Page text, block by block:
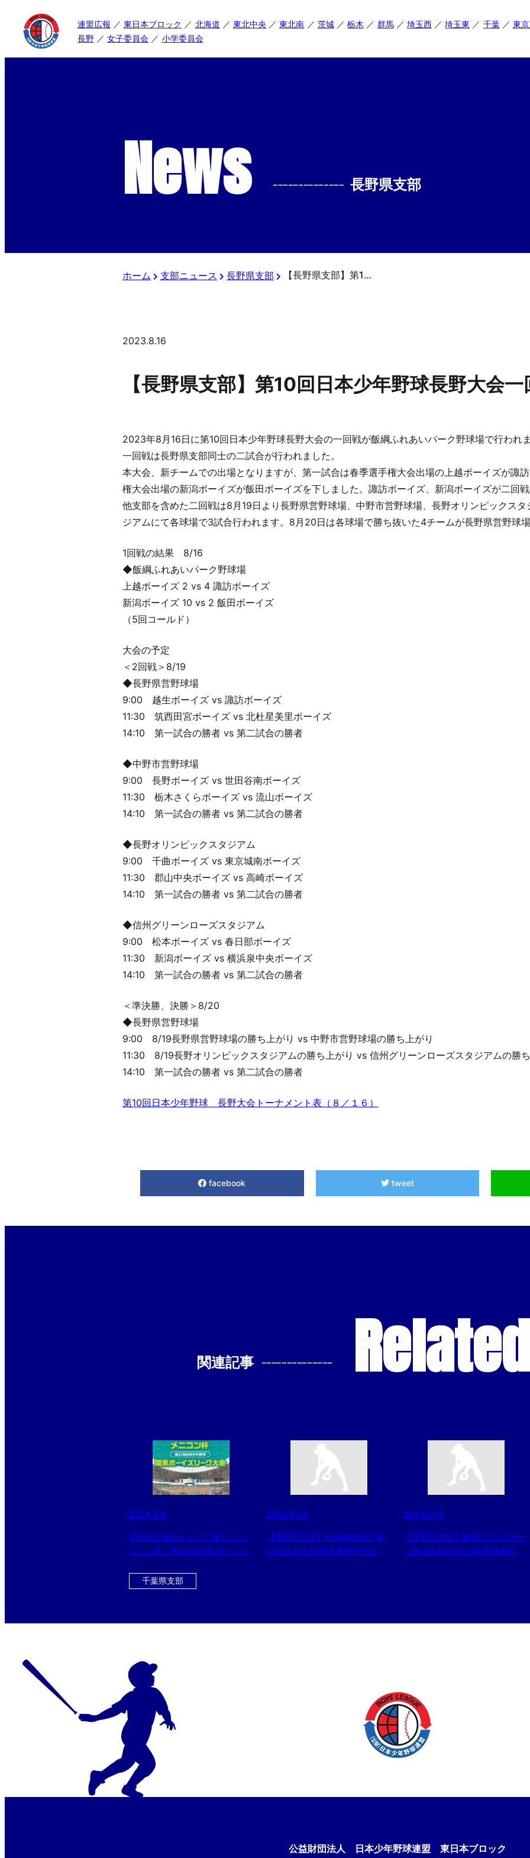
連盟広報 東日本ブロック 北海道 東北中央 東北南 茨城 栃木 群馬 埼玉西 埼玉東 千葉
東
長野
女子委員会 小学委員会
News -------------- 長野県支部
ホーム 支部ニュース 長野県支部 【長野県支部】第10回日本少年野球長野大会一回戦の結果
2023.8.16
【長野県支部】第10回日本少年野球長野大会
2023年8月16日に第10回日本少年野球長野大会の一回戦が飯綱ふれあいパーク野球場で行われ
一回戦は長野県支部同士の二試合が行われました。
本大会、新チームでの出場となりますが、第一試合は春季選手権大会出場の上越ボーイズが諏
権大会出場の新潟ボーイズが飯田ボーイズを下しました。諏訪ボーイズ、新潟ボーイズが二回
他支部を含めた二回戦は8月19日より長野県営野球場、中野市営野球場、長野オリンピックス
ジアムにて各球場で3試合行われます。8月20日は各球場で勝ち抜いた4チームが長野県営野球
1回戦の結果 8/16
◆飯綱ふれあいパーク野球場
上越ボーイズ 2 vs 4 諏訪ボーイズ
新潟ボーイズ 10 vs 2 飯田ボーイズ
（5回コールド）
大会の予定
＜2回戦＞8/19
◆長野県営野球場
9:00 越生ボーイズ vs 諏訪ボーイズ
11:30 筑西田宮ボーイズ vs 北杜星美里ボーイズ
14:10 第一試合の勝者 vs 第二試合の勝者
◆中野市営野球場
9:00 長野ボーイズ vs 世田谷南ボーイズ
11:30 栃木さくらボーイズ vs 流山ボーイズ
14:10 第一試合の勝者 vs 第二試合の勝者
◆長野オリンピックスタジアム
9:00 千曲ボーイズ vs 東京城南ボーイズ
11:30 郡山中央ボーイズ vs 高崎ボーイズ
14:10 第一試合の勝者 vs 第二試合の勝者
◆信州グリーンローズスタジアム
9:00 松本ボーイズ vs 春日部ボーイズ
11:30 新潟ボーイズ vs 横浜泉中央ボーイズ
14:10 第一試合の勝者 vs 第二試合の勝者
＜準決勝、決勝＞8/20
◆長野県営野球場
9:00 8/19長野県営野球場の勝ち上がり vs 中野市営野球場の勝ち上がり
11:30 8/19長野オリンピックスタジアムの勝ち上がり vs 信州グリーンローズスタジアムの勝
14:10 第一試合の勝者 vs 第二試合の勝者
第10回日本少年野球 長野大会トーナメント表（８／１６）
facebook tweet
関連記事 --------------
2024.5.6
栄冠は京葉ボーイズに輝く！ メ
ニコン杯 第27回関東ボーイズ
千葉県支部
2024.8.31
【長野県支部】FoseKift協賛 第
17回日本少年野球 長野県支部ジ
2024.5.12
【長野県支部】第2回マツダボー
ル杯 第14回日本少年野球長野県
公益財団法人 日本少年野球連盟 東日本ブロック